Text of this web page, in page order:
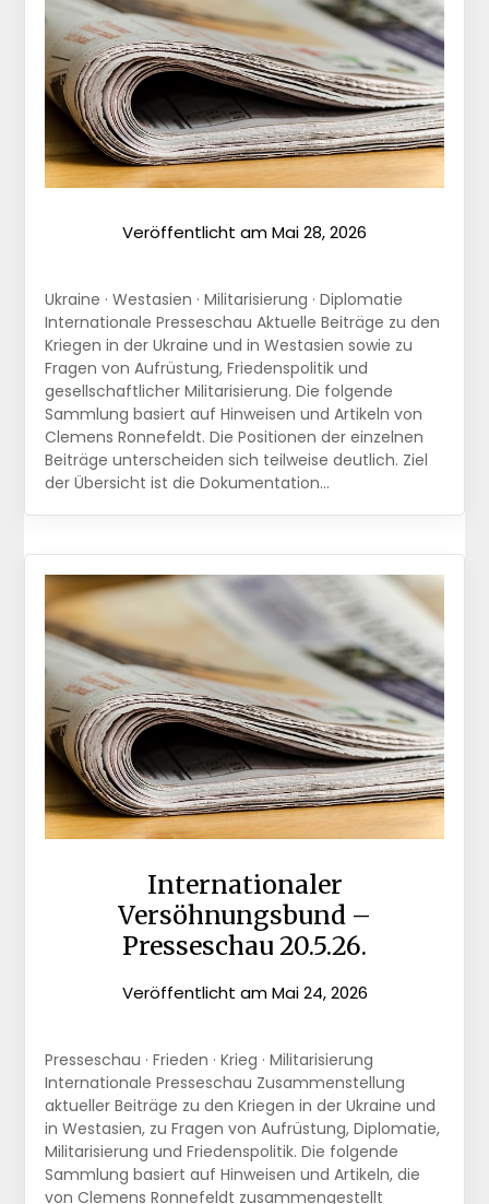
Veröffentlicht amMai 28, 2026
Ukraine · Westasien · Militarisierung · Diplomatie
Internationale Presseschau Aktuelle Beiträge zu den
Kriegen in der Ukraine und in Westasien sowie zu
Fragen von Aufrüstung, Friedenspolitik und
gesellschaftlicher Militarisierung. Die folgende
Sammlung basiert auf Hinweisen und Artikeln von
Clemens Ronnefeldt. Die Positionen der einzelnen
Beiträge unterscheiden sich teilweise deutlich. Ziel
der Übersicht ist die Dokumentation…
Internationaler
Versöhnungsbund –
Presseschau 20.5.26.
Veröffentlicht amMai 24, 2026
Presseschau · Frieden · Krieg · Militarisierung
Internationale Presseschau Zusammenstellung
aktueller Beiträge zu den Kriegen in der Ukraine und
in Westasien, zu Fragen von Aufrüstung, Diplomatie,
Militarisierung und Friedenspolitik. Die folgende
Sammlung basiert auf Hinweisen und Artikeln, die
von Clemens Ronnefeldt zusammengestellt